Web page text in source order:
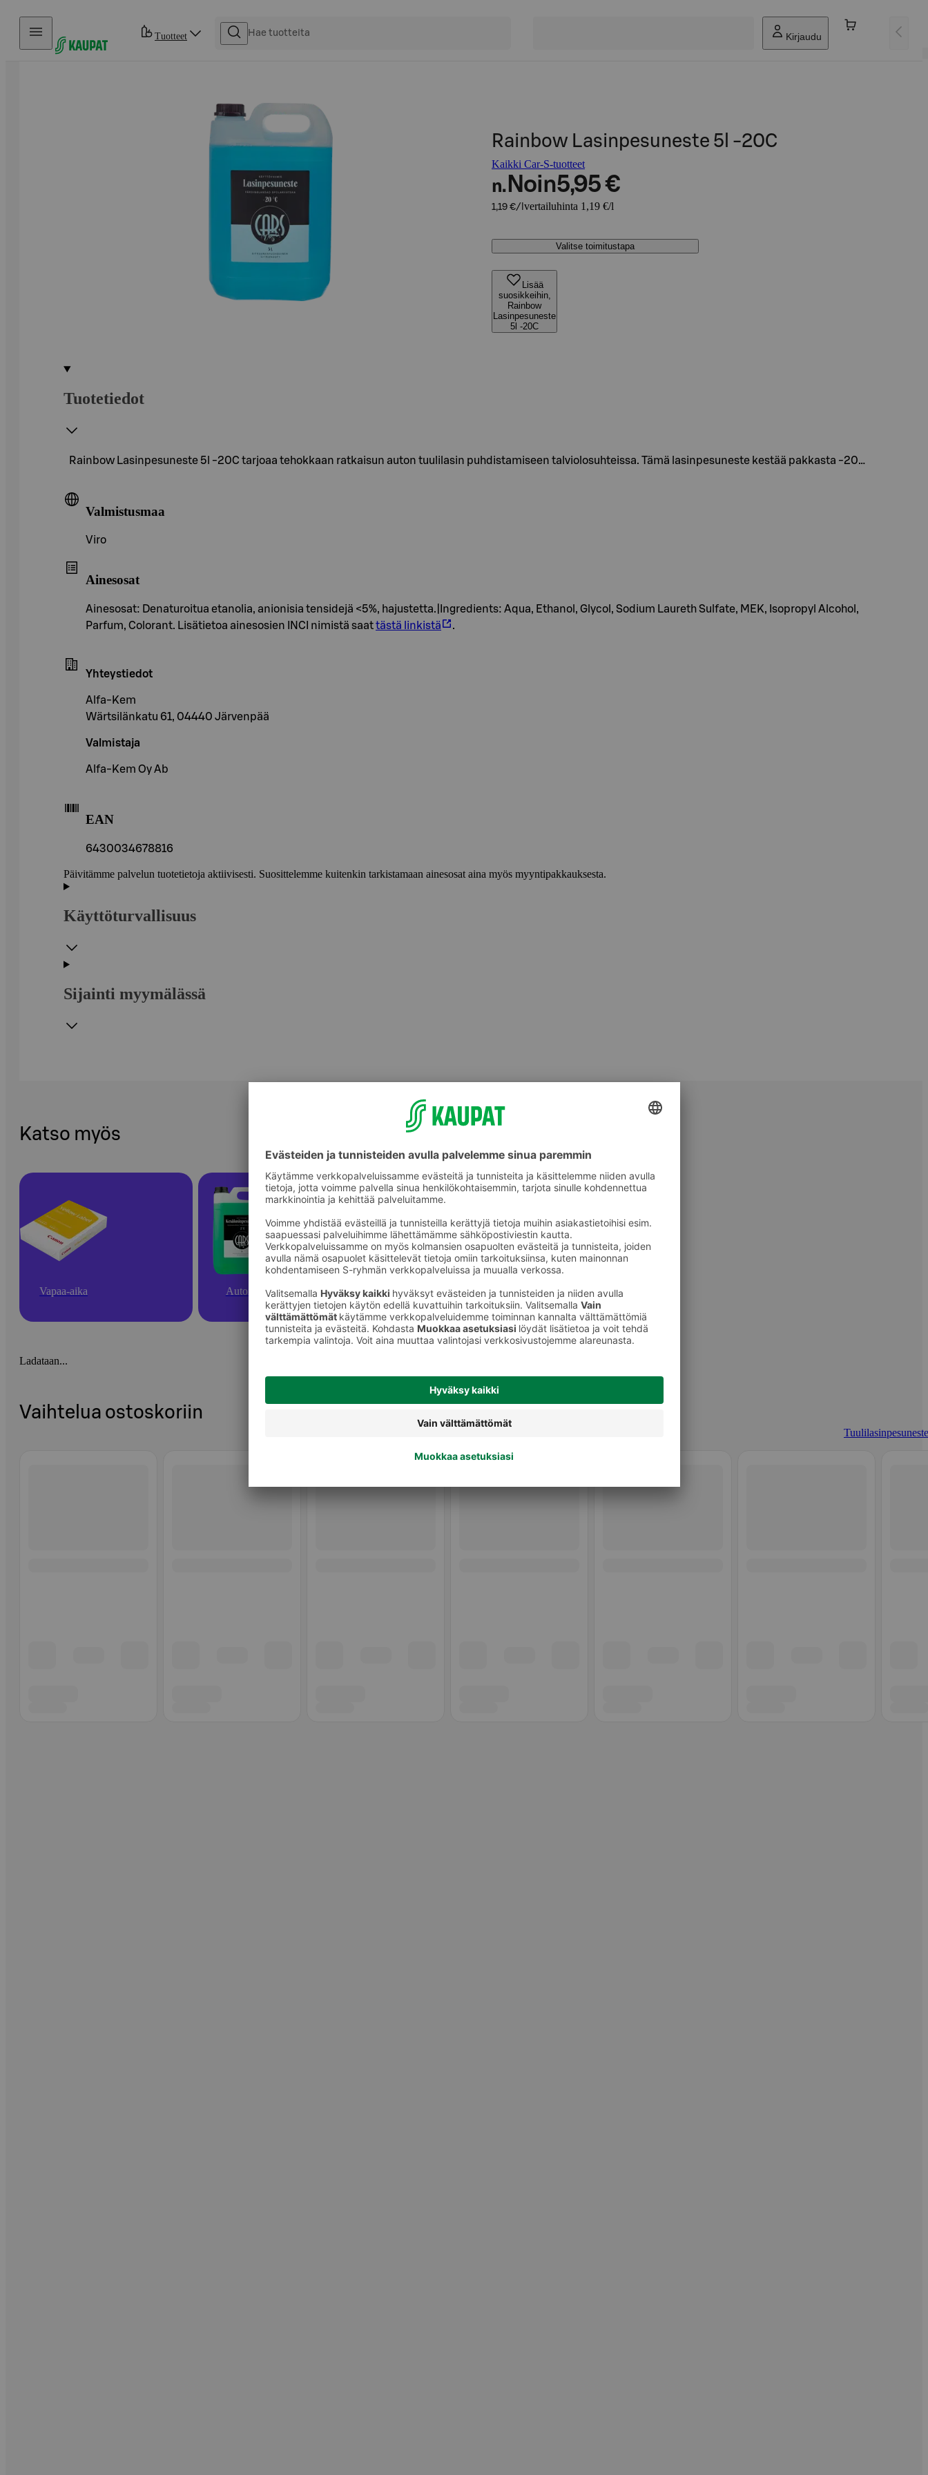
Hyppää sisältöön
Tuotteet Kirjaudu
Rainbow Lasinpesuneste 5l -20C
Kaikki Car-S-tuotteet
n. Noin5,95 €
1,19 €/l vertailuhinta 1,19 €/l
Valitse toimitustapa
Lisää
suosikkeihin,
Rainbow
Lasinpesuneste
5l -20C
Tuotetiedot
Rainbow Lasinpesuneste 5l -20C tarjoaa tehokkaan ratkaisun auton tuulilasin puhdistamiseen talviolosuhteissa. Tämä lasinpesuneste kestää pakkasta -20…
Valmistusmaa
Viro
Ainesosat
Ainesosat: Denaturoitua etanolia, anionisia tensidejä <5%, hajustetta.|Ingredients: Aqua, Ethanol, Glycol, Sodium Laureth Sulfate, MEK, Isopropyl Alcohol,
Parfum, Colorant. Lisätietoa ainesosien INCI nimistä saattästä linkistä .
Yhteystiedot
Alfa-Kem
Wärtsilänkatu 61, 04440 Järvenpää
Valmistaja
Alfa-Kem Oy Ab
EAN
6430034678816
Päivitämme palvelun tuotetietoja aktiivisesti. Suosittelemme kuitenkin tarkistamaan ainesosat aina myös myyntipakkauksesta.
Käyttöturvallisuus
Sijainti myymälässä
Katso myös
Vapaa-aika Autoilu Tuulilasinpesunesteet
Ladataan...
Vaihtelua ostoskoriin